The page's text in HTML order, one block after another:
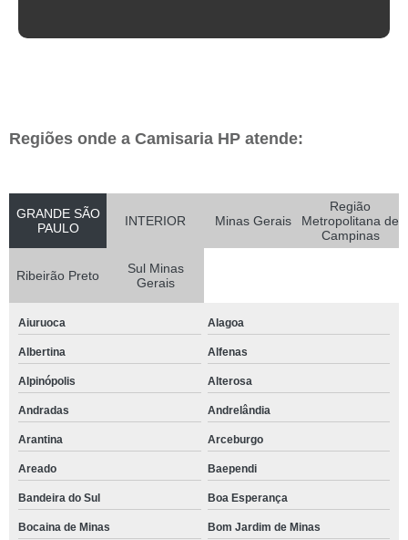
Regiões onde a Camisaria HP atende:
GRANDE SÃO
PAULO
INTERIOR Minas Gerais
Região
Metropolitana de
Campinas
Ribeirão Preto
Sul Minas
Gerais
Aiuruoca Alagoa
Albertina Alfenas
Alpinópolis Alterosa
Andradas Andrelândia
Arantina Arceburgo
Areado Baependi
Bandeira do Sul Boa Esperança
Bocaina de Minas Bom Jardim de Minas